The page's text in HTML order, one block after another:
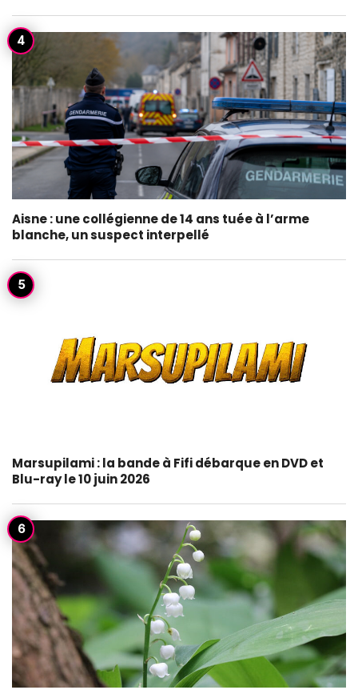
Aisne : une collégienne de 14 ans tuée à l’arme
blanche, un suspect interpellé
Marsupilami : la bande à Fifi débarque en DVD et
Blu-ray le 10 juin 2026